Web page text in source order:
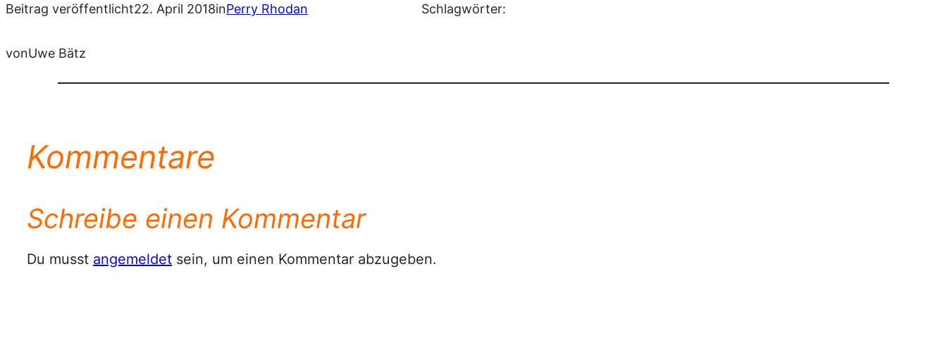
Beitrag veröffentlicht22. April 2018inPerry Rhodan
vonUwe Bätz
Schlagwörter:
Kommentare
Schreibe einen Kommentar
Du musst angemeldet sein, um einen Kommentar abzugeben.